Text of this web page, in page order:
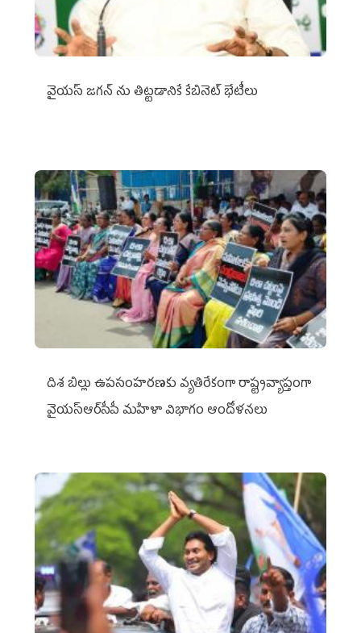
వైయ‌స్ జగన్‌ ను తిట్టడానికే కేబినెట్‌ భేటీలు
దిశ బిల్లు ఉపసంహరణకు వ్యతిరేకంగా రాష్ట్రవ్యాప్తంగా
వైయ‌స్ఆర్‌సీపీ మహిళా విభాగం ఆందోళనలు